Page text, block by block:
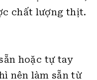
thịt thấy có
và dễ rời ra thì
đã được cắt sẵn,